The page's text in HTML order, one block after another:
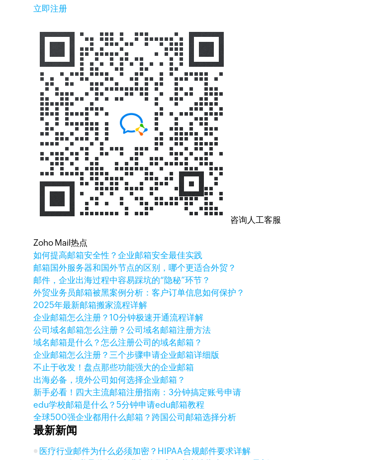
立即注册
咨询人工客服
Zoho Mail热点
如何提高邮箱安全性？企业邮箱安全最佳实践
邮箱国外服务器和国外节点的区别，哪个更适合外贸？
邮件，企业出海过程中容易踩坑的“隐秘”环节？
外贸业务员邮箱被黑案例分析：客户订单信息如何保护？
2025年最新邮箱搬家流程详解
企业邮箱怎么注册？10分钟极速开通流程详解
公司域名邮箱怎么注册？公司域名邮箱注册方法
域名邮箱是什么？怎么注册公司的域名邮箱？
企业邮箱怎么注册？三个步骤申请企业邮箱详细版
不止于收发！盘点那些功能强大的企业邮箱
出海必备，境外公司如何选择企业邮箱？
新手必看！四大主流邮箱注册指南：3分钟搞定账号申请
edu学校邮箱是什么？5分钟申请edu邮箱教程
全球500强企业都用什么邮箱？跨国公司邮箱选择分析
最新新闻
医疗行业邮件为什么必须加密？HIPAA合规邮件要求详解